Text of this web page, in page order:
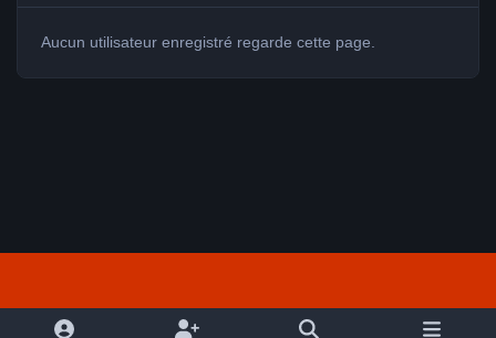
Aucun utilisateur enregistré regarde cette page.
f